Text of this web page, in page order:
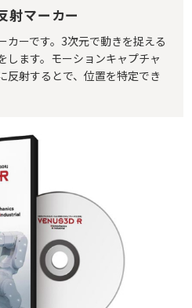
射マーカー
カーです。3次元で動きを捉える
します。モーションキャプチャ
反射するとで、位置を特定でき